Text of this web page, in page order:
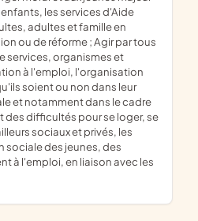
les services d'Aide
adultes et famille en
ou de réforme ; Agir par tous
services, organismes et
à l'emploi, l'organisation
soient ou non dans leur
et notamment dans le cadre
difficultés pour se loger, se
sociaux et privés, les
sociale des jeunes, des
à l'emploi, en liaison avec les